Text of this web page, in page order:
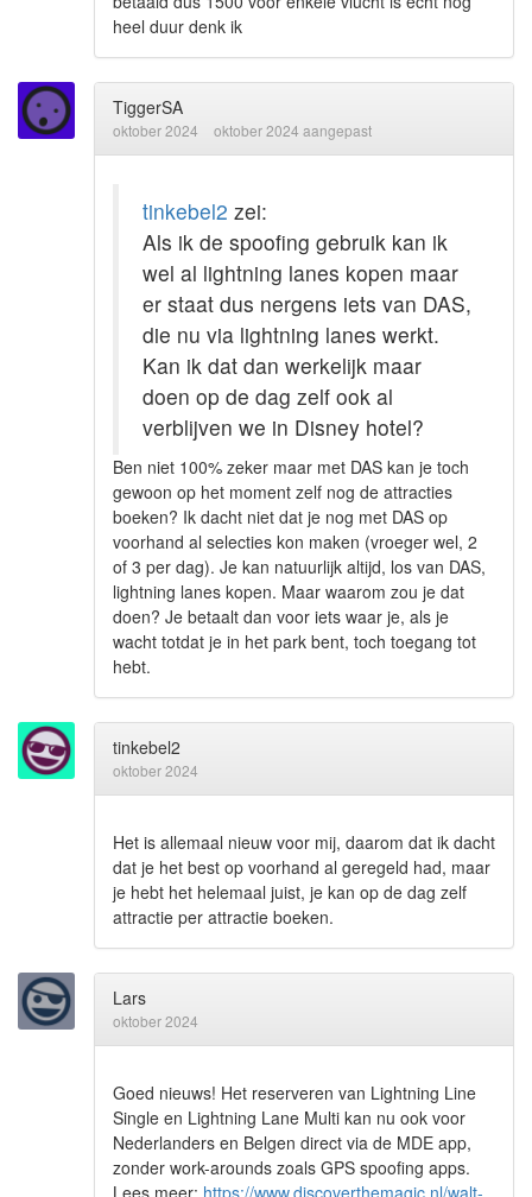
heel duur denk ik
TiggerSA
oktober 2024 oktober 2024 aangepast
tinkebel2 zei:
Als ik de spoofing gebruik kan ik
wel al lightning lanes kopen maar
er staat dus nergens iets van DAS,
die nu via lightning lanes werkt.
Kan ik dat dan werkelijk maar
doen op de dag zelf ook al
verblijven we in Disney hotel?
Ben niet 100% zeker maar met DAS kan je toch
gewoon op het moment zelf nog de attracties
boeken? Ik dacht niet dat je nog met DAS op
voorhand al selecties kon maken (vroeger wel, 2
of 3 per dag). Je kan natuurlijk altijd, los van DAS,
lightning lanes kopen. Maar waarom zou je dat
doen? Je betaalt dan voor iets waar je, als je
wacht totdat je in het park bent, toch toegang tot
hebt.
tinkebel2
oktober 2024
Het is allemaal nieuw voor mij, daarom dat ik dacht
dat je het best op voorhand al geregeld had, maar
je hebt het helemaal juist, je kan op de dag zelf
attractie per attractie boeken.
Lars
oktober 2024
Goed nieuws! Het reserveren van Lightning Line
Single en Lightning Lane Multi kan nu ook voor
Nederlanders en Belgen direct via de MDE app,
zonder work-arounds zoals GPS spoofing apps.